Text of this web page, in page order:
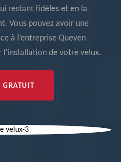
restant fidèles et en la
Vous pouvez avoir une
à l’entreprise Queven
de votre velux.
GRATUIT